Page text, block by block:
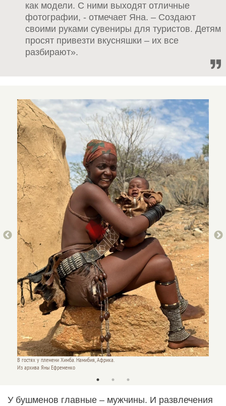
как модели. С ними выходят отличные
фотографии, - отмечает Яна. – Создают
своими руками сувениры для туристов. Детям
просят привезти вкусняшки – их все
разбирают».
В гостях у племени Химба. Намибия, Африка.
Из архива Яны Ефременко
У бушменов главные – мужчины. И развлечения